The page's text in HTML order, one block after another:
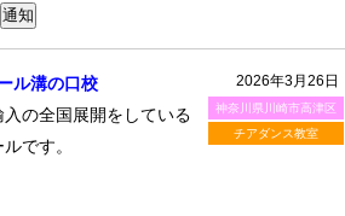
2026年3月26日
神奈川県川崎市高津区
チアダンス教室
ル溝の口校
の全国展開をしている
です。